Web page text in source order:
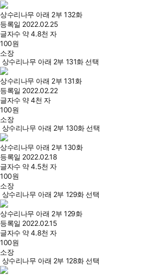
상수리나무 아래 2부 132화
등록일 2022.02.25
글자수 약 4.8천 자
100원
소장
상수리나무 아래 2부 131화 선택
상수리나무 아래 2부 131화
등록일 2022.02.22
글자수 약 4천 자
100원
소장
상수리나무 아래 2부 130화 선택
상수리나무 아래 2부 130화
등록일 2022.02.18
글자수 약 4.5천 자
100원
소장
상수리나무 아래 2부 129화 선택
상수리나무 아래 2부 129화
등록일 2022.02.15
글자수 약 4.8천 자
100원
소장
상수리나무 아래 2부 128화 선택